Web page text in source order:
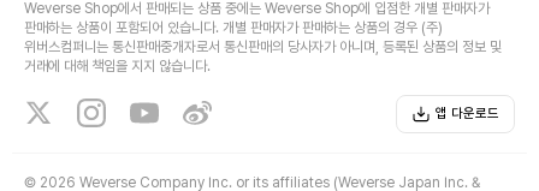
Weverse Shop에서 판매되는 상품 중에는 Weverse Shop에 입점한 개별 판매자가
판매하는 상품이 포함되어 있습니다. 개별 판매자가 판매하는 상품의 경우 (주)
위버스컴퍼니는 통신판매중개자로서 통신판매의 당사자가 아니며, 등록된 상품의 정보 및
거래에 대해 책임을 지지 않습니다.
앱 다운로드
© 2026 Weverse Company Inc. or its affiliates (Weverse Japan Inc. &